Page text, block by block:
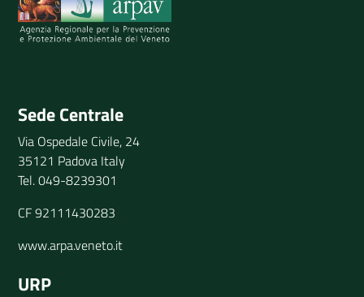
Sede Centrale
Via Ospedale Civile, 24
35121 Padova Italy
Tel. 049-8239301
CF 92111430283
www.arpa.veneto.it
URP